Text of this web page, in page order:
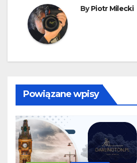
ByPiotr Milecki
Powiązane wpisy